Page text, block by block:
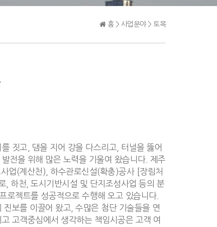
홈 > 사업분야 > 토목
짓고, 댐을 지어 강을 다스리고, 터널을 뚫어
전을 위해 많은 노력을 기울여 왔습니다. 제주
업(계산천), 하수관로신설(확충)공사 [장림처
, 하천, 도시기반시설 및 단지조성사업 등의 분
로젝트를 성공적으로 수행해 오고 있습니다.
보를 이끌어 왔고, 수많은 첨단 기술들을 연
고객중심에서 생각하는 책임시공은 고객 여